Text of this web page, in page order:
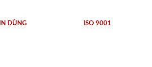
DÙNG
ISO 9001